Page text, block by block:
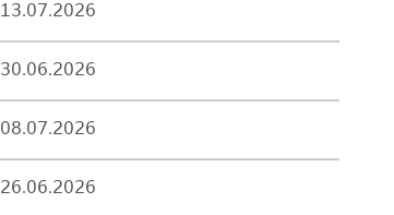
13.07.2026
30.06.2026
08.07.2026
26.06.2026